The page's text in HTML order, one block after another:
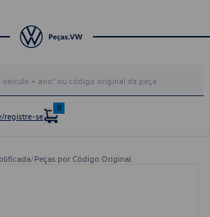
registre-se
0
/Peças por Código Original